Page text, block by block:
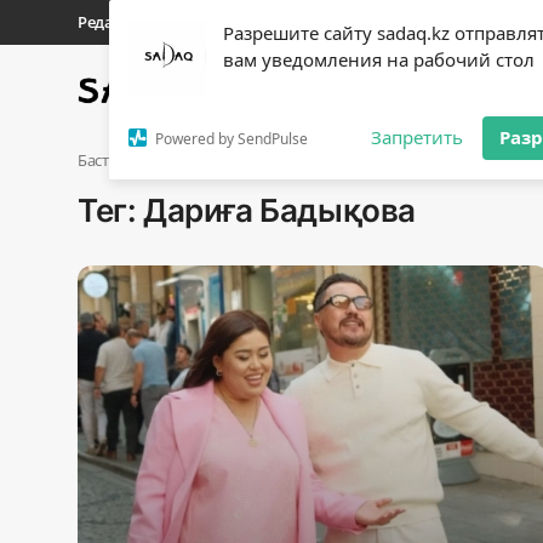
Разрешите сайту sadaq.kz
вам уведомления на рабочий стол
Powered by SendPulse Запретить
Редакциялық байланыстар Материалдарды қолдану
Тіркелу
Басты бет
Редакциялық байланыстар
Материалдарды қолдану тәртібі
Саясат
Sadaq TV
Экономика
Басты бет
Тег: Дариға Бадықова